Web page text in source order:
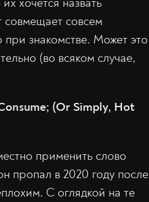
совмещает совсем
знакомстве. Может это
(во всяком случае,
(Or Simply, Hot
применить слово
пропал в 2020 году после
С оглядкой на те